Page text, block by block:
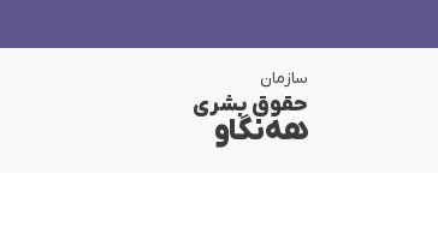
سازمان
حقوق بشری
هەنگاو